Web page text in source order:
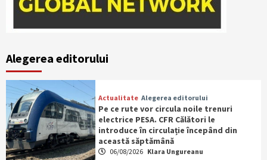
Alegerea editorului
Actualitate Alegerea editorului
Pe ce rute vor circula noile trenuri
electrice PESA. CFR Călători le
introduce în circulație începând din
această săptămână
06/08/2026 Klara Ungureanu